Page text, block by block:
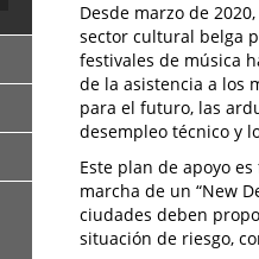
Desde marzo de
sector cultural belga
festivales de música
de la asistencia a los
para el futuro, las
desempleo técnico y
Este plan de apoyo
marcha de un “New
ciudades deben
situación de riesgo,